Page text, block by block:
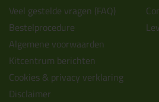
Veel gestelde vragen (FAQ)
Bestelprocedure
Algemene voorwaarden
Kitcentrum berichten
Cookies & privacy verklaring
Disclaimer